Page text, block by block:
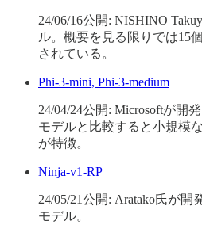
24/06/16公開: NISHINO
ル。概要を見る限りでは15
されている。
Phi-3-mini, Phi-3-medium
24/04/24公開: Microsoftが開
モデルと比較すると小規模
が特徴。
Ninja-v1-RP
24/05/21公開: Aratako氏が
モデル。